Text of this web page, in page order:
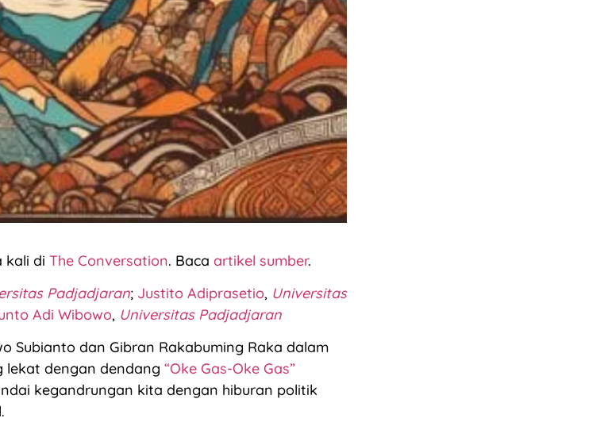
kali di The Conversation. Baca artikel sumber.
Padjadjaran; Justito Adiprasetio, Universitas
Adi Wibowo, Universitas Padjadjaran
Subianto dan Gibran Rakabuming Raka dalam
lekat dengan dendang “Oke Gas-Oke Gas”
kegandrungan kita dengan hiburan politik